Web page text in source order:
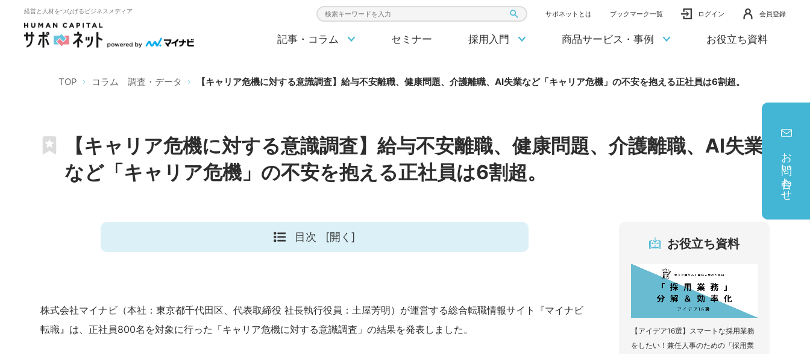
経営と人材をつなげるビジネスメディア
検索キーワード入力 サポネットとは ブックマーク一覧 ログイン 会員登録
記事・コラム セミナー 採用入門 商品サービス・事例 お役立ち資料
お問い合わせ
TOP コラム 調査・データ 【キャリア危機に対する意識調査】給与不安離職、健康問題、介護離職、AI失業など「キャリア危機」の不安を抱える正社員は6割超。
【キャリア危機に対する意識調査】給与不安離職、健康問題、介護離職、AI失業
など「キャリア危機」の不安を抱える正社員は6割超。
目次 [開く]
株式会社マイナビ（本社：東京都千代田区、代表取締役 社長執行役員：土屋芳明）が運営する総合転職情報サイト『マイナビ
転職』は、正社員800名を対象に行った「キャリア危機に対する意識調査」の結果を発表しました。
お役立ち資料
【アイデア16選】スマートな採用業務
をしたい！兼任人事のための「採用業